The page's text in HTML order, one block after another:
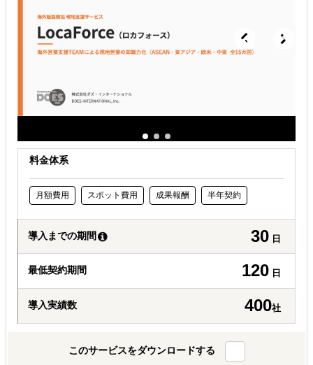
自社事業に最適な進出形態を知りたい
料金体系
月額費用 スポット費用 成果報酬 半年契約
導入までの期間 30 日
最低契約期間 120 日
導入実績数 400社
このサービスをダウンロードする